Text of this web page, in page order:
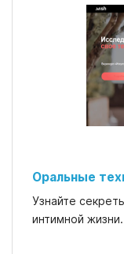
Оральные
Узнайте
интимной